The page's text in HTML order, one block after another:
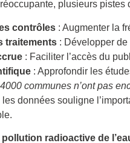
plusieurs pistes
contrôles : Augmenter la
traitements : Développer
: Faciliter l’accès du
: Approfondir les
4000 communes n’ont pas
données souligne
pollution radioactive de